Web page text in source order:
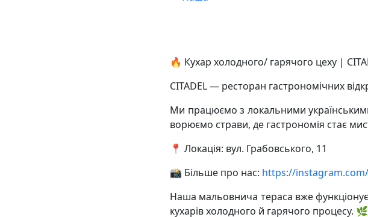
​​🔥 Кухар холодного/ гарячого цеху |
CITADEL — ресторан гастрономічних
Ми працюємо з локальними
ворюємо страви, де гастрономія стає
📍 Локація: вул. Грабовського, 11
📸 Більше про нас: https://
Наша мальовнича тераса вже
кухарів холодного й гарячого процесу. 🌿